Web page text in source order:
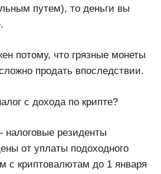
путем), то деньги вы
потому, что грязные монеты
продать впоследствии.
с дохода по крипте?
резиденты
от уплаты подоходного
с криптовалютам до 1 января